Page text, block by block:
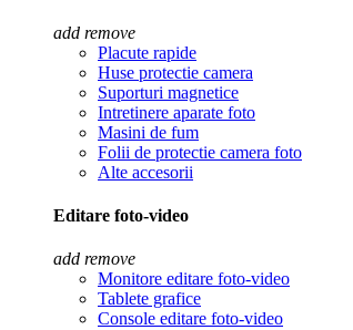
add remove
Placute rapide
Huse protectie camera
Suporturi magnetice
Intretinere aparate foto
Masini de fum
Folii de protectie camera foto
Alte accesorii
Editare foto-video
add remove
Monitore editare foto-video
Tablete grafice
Console editare foto-video